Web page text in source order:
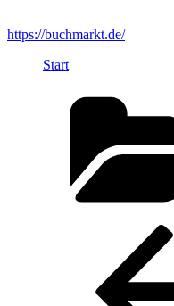
https://buchmarkt.de/
Start
Beitragsnavigation